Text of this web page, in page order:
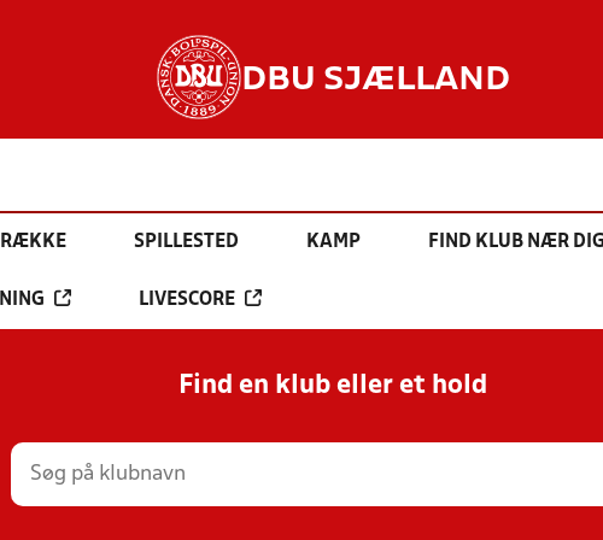
DBU SJÆLLAND
RÆKKE SPILLESTED KAMP FIND KLUB NÆR
LIVESCORE
Find en klub eller et hold